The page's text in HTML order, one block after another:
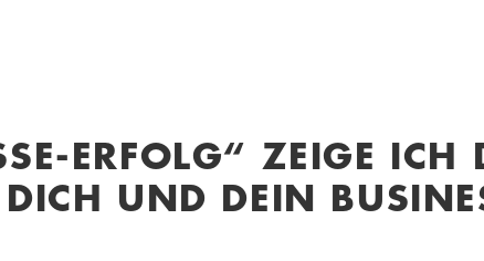
ERFOLG“ ZEIGE ICH
UND DEIN